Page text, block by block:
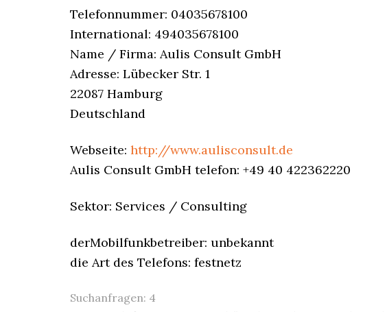
Telefonnummer: 04035678100
International: 494035678100
Name / Firma: Aulis Consult GmbH
Adresse: Lübecker Str. 1
22087 Hamburg
Deutschland
Webseite: http://www.aulisconsult.de
Aulis Consult GmbH telefon: +49 40 422362220
Sektor: Services / Consulting
derMobilfunkbetreiber: unbekannt
die Art des Telefons: festnetz
Suchanfragen: 4